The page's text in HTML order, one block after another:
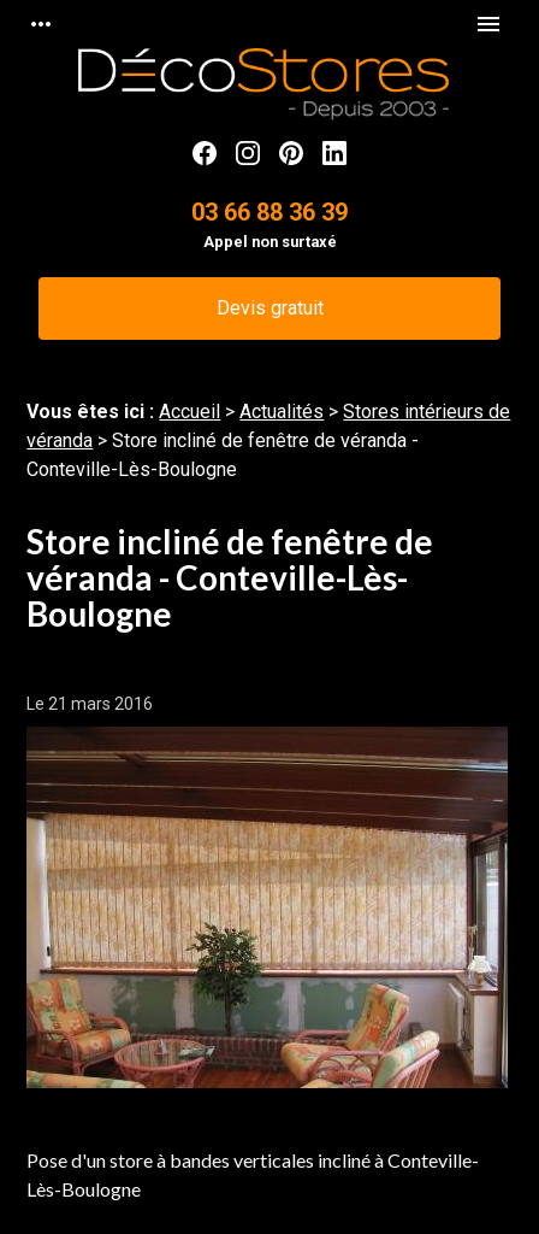
more_horiz menu
03 66 88 36 39
Appel non surtaxé
Devis gratuit
Vous êtes ici : Accueil >Actualités >Stores intérieurs de
véranda > Store incliné de fenêtre de véranda -
Conteville-Lès-Boulogne
Store incliné de fenêtre de
véranda - Conteville-Lès-
Boulogne
Le 21 mars 2016
Pose d'un store à bandes verticales incliné à Conteville-
Lès-Boulogne